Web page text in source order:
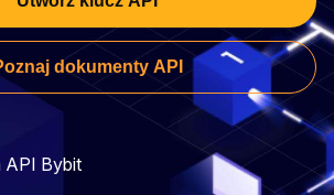
dokumenty API
API Bybit